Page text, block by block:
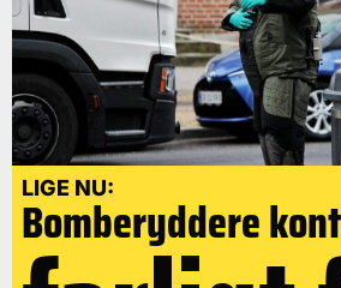
LIGE NU:
Bomberyddere